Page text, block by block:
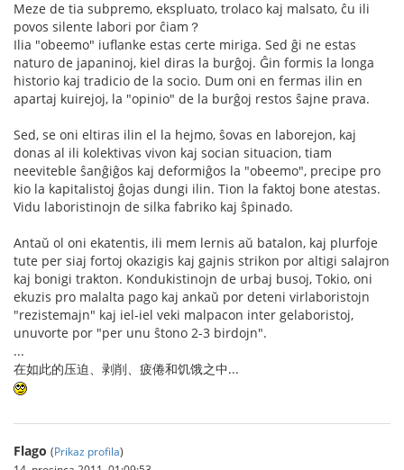
Meze de tia subpremo, ekspluato, trolaco kaj malsato, ĉu ili
povos silente labori por ĉiam？
Ilia "obeemo" iuflanke estas certe miriga. Sed ĝi ne estas
naturo de japaninoj, kiel diras la burĝoj. Ĝin formis la longa
historio kaj tradicio de la socio. Dum oni en fermas ilin en
apartaj kuirejoj, la "opinio" de la burĝoj restos ŝajne prava.
Sed, se oni eltiras ilin el la hejmo, ŝovas en laborejon, kaj
donas al ili kolektivas vivon kaj socian situacion, tiam
neeviteble ŝanĝiĝos kaj deformiĝos la "obeemo", precipe pro
kio la kapitalistoj ĝojas dungi ilin. Tion la faktoj bone atestas.
Vidu laboristinojn de silka fabriko kaj ŝpinado.
Antaŭ ol oni ekatentis, ili mem lernis aŭ batalon, kaj plurfoje
tute per siaj fortoj okazigis kaj gajnis strikon por altigi salajron
kaj bonigi trakton. Kondukistinojn de urbaj busoj, Tokio, oni
ekuzis pro malalta pago kaj ankaŭ por deteni virlaboristojn
"rezistemajn" kaj iel-iel veki malpacon inter gelaboristoj,
unuvorte por "per unu ŝtono 2-3 birdojn".
...
在如此的压迫、剥削、疲倦和饥饿之中...
Flago (Prikaz profila)